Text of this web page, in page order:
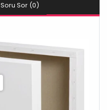
Soru Sor (0)